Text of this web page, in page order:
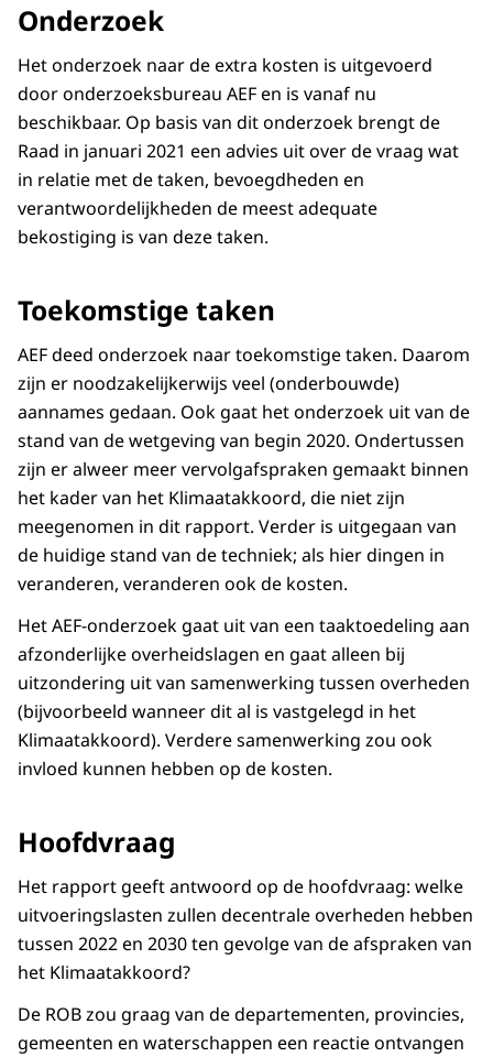
Onderzoek
Het onderzoek naar de extra kosten is uitgevoerd
door onderzoeksbureau AEF en is vanaf nu
beschikbaar. Op basis van dit onderzoek brengt de
Raad in januari 2021 een advies uit over de vraag wat
in relatie met de taken, bevoegdheden en
verantwoordelijkheden de meest adequate
bekostiging is van deze taken.
Toekomstige taken
AEF deed onderzoek naar toekomstige taken. Daarom
zijn er noodzakelijkerwijs veel (onderbouwde)
aannames gedaan. Ook gaat het onderzoek uit van de
stand van de wetgeving van begin 2020. Ondertussen
zijn er alweer meer vervolgafspraken gemaakt binnen
het kader van het Klimaatakkoord, die niet zijn
meegenomen in dit rapport. Verder is uitgegaan van
de huidige stand van de techniek; als hier dingen in
veranderen, veranderen ook de kosten.
Het AEF-onderzoek gaat uit van een taaktoedeling aan
afzonderlijke overheidslagen en gaat alleen bij
uitzondering uit van samenwerking tussen overheden
(bijvoorbeeld wanneer dit al is vastgelegd in het
Klimaatakkoord). Verdere samenwerking zou ook
invloed kunnen hebben op de kosten.
Hoofdvraag
Het rapport geeft antwoord op de hoofdvraag: welke
uitvoeringslasten zullen decentrale overheden hebben
tussen 2022 en 2030 ten gevolge van de afspraken van
het Klimaatakkoord?
De ROB zou graag van de departementen, provincies,
gemeenten en waterschappen een reactie ontvangen